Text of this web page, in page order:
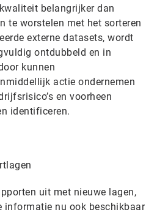
belangrijker dan
te worstelen met het sorteren
externe datasets, wordt
ontdubbeld en in
kunnen
actie ondernemen
en voorheen
identificeren.
uit met nieuwe lagen,
informatie nu ook beschikbaar